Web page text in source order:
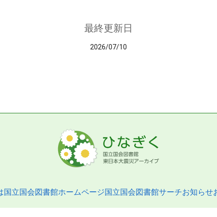
最終更新日
2026/07/10
国立国会図書館ホームページ国立国会図書館サーチお知らせ